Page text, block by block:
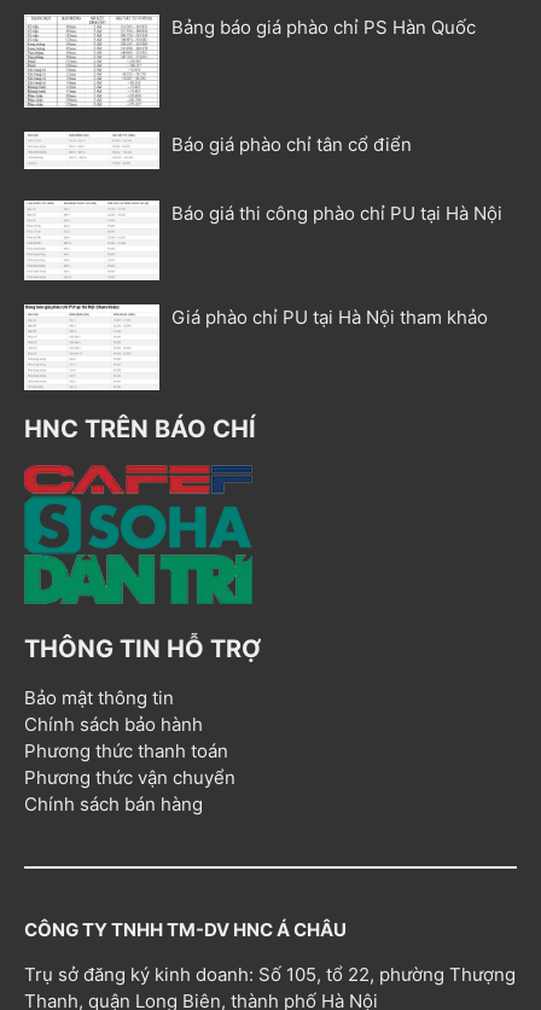
Bảng báo giá phào chỉ PS Hàn Quốc
Báo giá phào chỉ tân cổ điển
Báo giá thi công phào chỉ PU tại Hà Nội
Giá phào chỉ PU tại Hà Nội tham khảo
HNC TRÊN BÁO CHÍ
THÔNG TIN HỖ TRỢ
Bảo mật thông tin
Chính sách bảo hành
Phương thức thanh toán
Phương thức vận chuyển
Chính sách bán hàng
CÔNG TY TNHH TM-DV HNC Á CHÂU
Trụ sở đăng ký kinh doanh: Số 105, tổ 22, phường Thượng
Thanh, quận Long Biên, thành phố Hà Nội